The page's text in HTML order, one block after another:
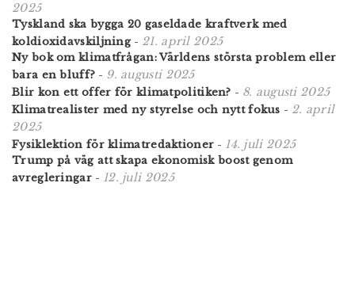
2025
Tyskland ska bygga 20 gaseldade kraftverk med
koldioxidavskiljning- 21. april 2025
Ny bok om klimatfrågan: Världens största problem eller
bara en bluff? - 9. augusti 2025
Blir kon ett offer för klimatpolitiken? - 8. augusti 2025
Klimatrealister med ny styrelse och nytt fokus - 2. april
2025
Fysiklektion för klimatredaktioner - 14. juli 2025
Trump på väg att skapa ekonomisk boost genom
avregleringar- 12. juli 2025